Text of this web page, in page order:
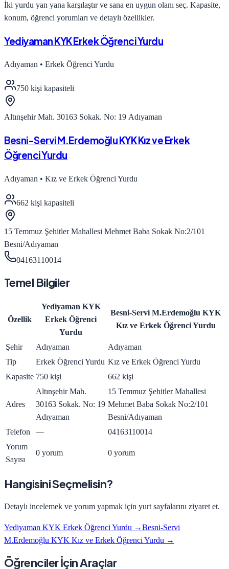
İki yurdu yan yana karşılaştır ve sana en uygun olanı seç. Kapasite,
konum, öğrenci yorumları ve detaylı özellikler.
Yediyaman KYK Erkek Öğrenci Yurdu
Adıyaman • Erkek Öğrenci Yurdu
750 kişi kapasiteli
Altınşehir Mah. 30163 Sokak. No: 19 Adıyaman
Besni-Servi M.Erdemoğlu KYK Kız ve Erkek
Öğrenci Yurdu
Adıyaman • Kız ve Erkek Öğrenci Yurdu
662 kişi kapasiteli
15 Temmuz Şehitler Mahallesi Mehmet Baba Sokak No:2/101
Besni/Adıyaman
04163110014
Temel Bilgiler
Özellik
Yediyaman KYK
Erkek Öğrenci
Yurdu
Besni-Servi M.Erdemoğlu KYK
Kız ve Erkek Öğrenci Yurdu
Şehir Adıyaman
Adıyaman
Tip
Erkek Öğrenci Yurdu Kız ve Erkek Öğrenci Yurdu
Kapasite 750 kişi 662 kişi
Adres
Altınşehir Mah.
30163 Sokak. No: 19
Adıyaman
15 Temmuz Şehitler Mahallesi
Mehmet Baba Sokak No:2/101
Besni/Adıyaman
Telefon
—
04163110014
Yorum
Sayısı
0 yorum 0 yorum
Hangisini Seçmelisin?
Detaylı incelemek ve yorum yapmak için yurt sayfalarını ziyaret et.
Yediyaman KYK Erkek Öğrenci Yurdu →Besni-Servi
M.Erdemoğlu KYK Kız ve Erkek Öğrenci Yurdu →
Öğrenciler İçin Araçlar